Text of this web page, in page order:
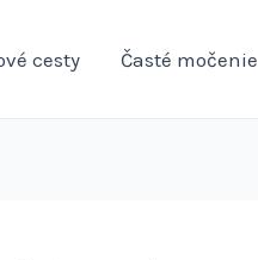
cesty Časté močenie